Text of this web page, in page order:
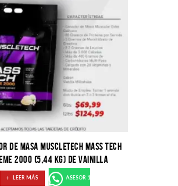
DE MASA MUSCLETECH MASS TECH
2000 (5,44 KG) DE VAINILLA
LEER MÁS ASESOR 1